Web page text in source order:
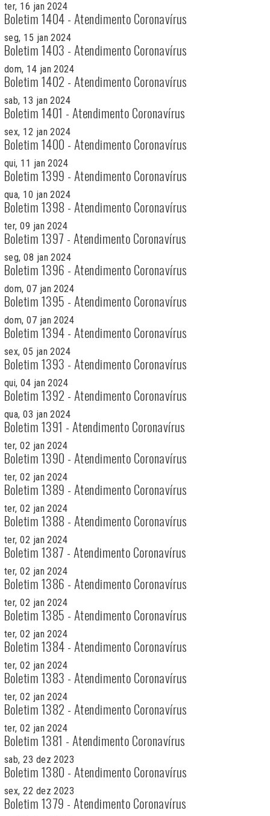
ter, 16 jan 2024
Boletim 1404 - Atendimento Coronavírus
seg, 15 jan 2024
Boletim 1403 - Atendimento Coronavírus
dom, 14 jan 2024
Boletim 1402 - Atendimento Coronavírus
sab, 13 jan 2024
Boletim 1401 - Atendimento Coronavírus
sex, 12 jan 2024
Boletim 1400 - Atendimento Coronavírus
qui, 11 jan 2024
Boletim 1399 - Atendimento Coronavírus
qua, 10 jan 2024
Boletim 1398 - Atendimento Coronavírus
ter, 09 jan 2024
Boletim 1397 - Atendimento Coronavírus
seg, 08 jan 2024
Boletim 1396 - Atendimento Coronavírus
dom, 07 jan 2024
Boletim 1395 - Atendimento Coronavírus
dom, 07 jan 2024
Boletim 1394 - Atendimento Coronavírus
sex, 05 jan 2024
Boletim 1393 - Atendimento Coronavírus
qui, 04 jan 2024
Boletim 1392 - Atendimento Coronavírus
qua, 03 jan 2024
Boletim 1391 - Atendimento Coronavírus
ter, 02 jan 2024
Boletim 1390 - Atendimento Coronavírus
ter, 02 jan 2024
Boletim 1389 - Atendimento Coronavírus
ter, 02 jan 2024
Boletim 1388 - Atendimento Coronavírus
ter, 02 jan 2024
Boletim 1387 - Atendimento Coronavírus
ter, 02 jan 2024
Boletim 1386 - Atendimento Coronavírus
ter, 02 jan 2024
Boletim 1385 - Atendimento Coronavírus
ter, 02 jan 2024
Boletim 1384 - Atendimento Coronavírus
ter, 02 jan 2024
Boletim 1383 - Atendimento Coronavírus
ter, 02 jan 2024
Boletim 1382 - Atendimento Coronavírus
ter, 02 jan 2024
Boletim 1381 - Atendimento Coronavírus
sab, 23 dez 2023
Boletim 1380 - Atendimento Coronavírus
sex, 22 dez 2023
Boletim 1379 - Atendimento Coronavírus